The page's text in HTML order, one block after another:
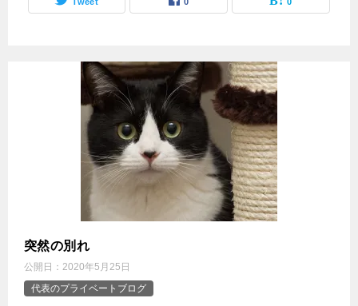
突然の別れ
公開日： 2020年5月25日
代表のプライベートブログ